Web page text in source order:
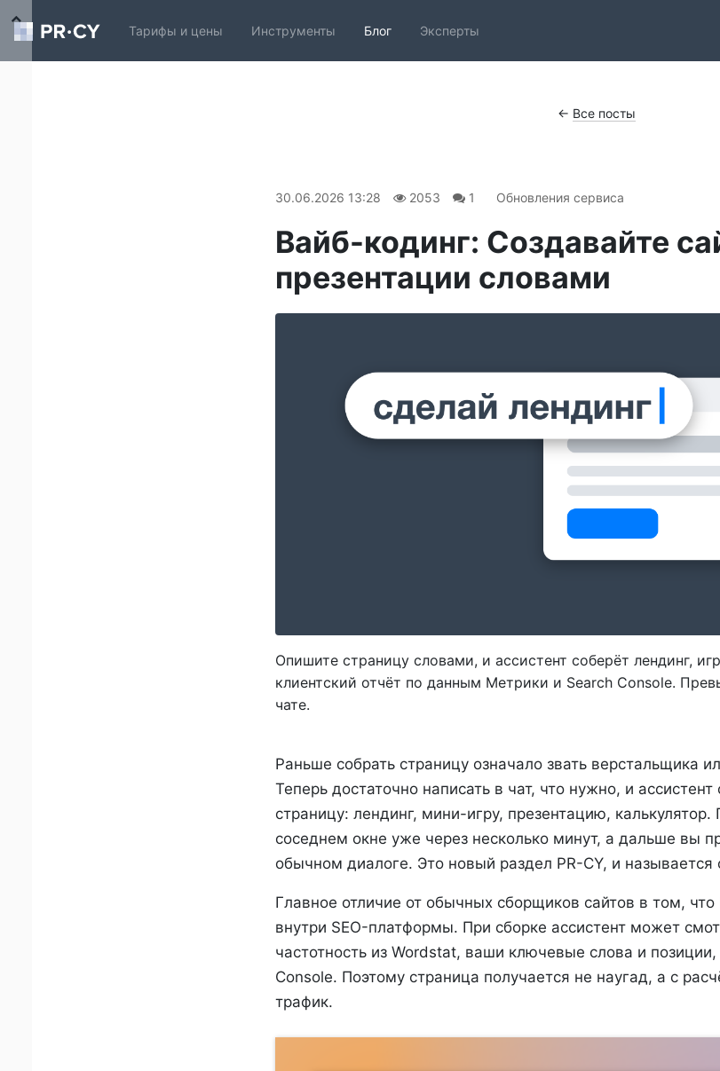
Тарифы и цены Инструменты Блог Эксперты
← Все посты
30.06.2026 13:28 2053 1 Обновления сервиса
Вайб-кодинг: Создавайте
презентации словами
Опишите страницу словами, и ассистент соберёт лендинг,
клиентский отчёт по данным Метрики и Search Console.
чате.
Раньше собрать страницу означало звать верстальщика
Теперь достаточно написать в чат, что нужно, и
страницу: лендинг, мини-игру, презентацию,
соседнем окне уже через несколько минут, а дальше вы
обычном диалоге. Это новый раздел PR-CY, и называется
Главное отличие от обычных сборщиков сайтов в том,
внутри SEO-платформы. При сборке ассистент может
частотность из Wordstat, ваши ключевые слова и
Console. Поэтому страница получается не наугад, а с
трафик.